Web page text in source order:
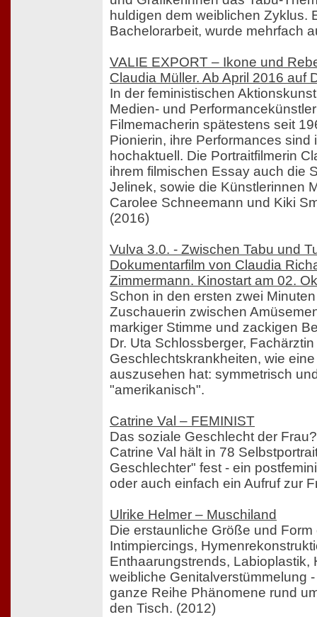
huldigen dem weiblichen Zyklus.
Bachelorarbeit, wurde mehrfach
VALIE EXPORT – Ikone und
Claudia Müller. Ab April 2016 auf
In der feministischen
Medien- und
Filmemacherin spätestens seit
Pionierin, ihre Performances sind
hochaktuell. Die Portraitfilmerin
ihrem filmischen Essay auch die
Jelinek, sowie die Künstlerinnen
Carolee Schneemann und Kiki
(2016)
Vulva 3.0. - Zwischen Tabu und
Dokumentarfilm von Claudia
Zimmermann. Kinostart am 02.
Schon in den ersten zwei
Zuschauerin zwischen
markiger Stimme und zackigen
Dr. Uta Schlossberger,
Geschlechtskrankheiten, wie
auszusehen hat: symmetrisch
"amerikanisch".
Catrine Val – FEMINIST
Das soziale Geschlecht der
Catrine Val hält in 78
Geschlechter" fest - ein
oder auch einfach ein Aufruf zur
Ulrike Helmer – Muschiland
Die erstaunliche Größe und Form
Intimpiercings,
Enthaarungstrends, Labioplastik,
weibliche Genitalverstümmelung
ganze Reihe Phänomene rund
den Tisch. (2012)